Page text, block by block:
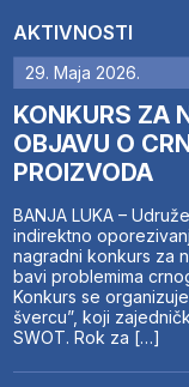
AKTIVNOSTI
29. Maja 2026.
KONKURS ZA
OBJAVU O
PROIZVODA
BANJA LUKA –
indirektno
nagradni konkurs za
bavi problemima
Konkurs se
švercu”, koji
SWOT. Rok za […]